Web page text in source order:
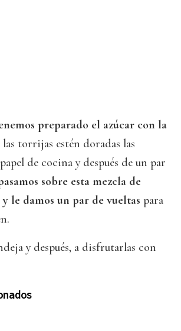
preparado el azúcar con la
torrijas estén doradas las
de cocina y después de un par
sobre esta mezcla de
le damos un par de vueltas para
y después, a disfrutarlas con